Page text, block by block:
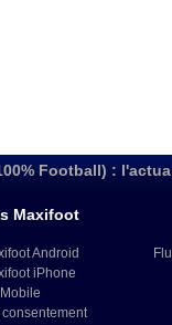
Football) :
Maxifoot
Android
iPhone